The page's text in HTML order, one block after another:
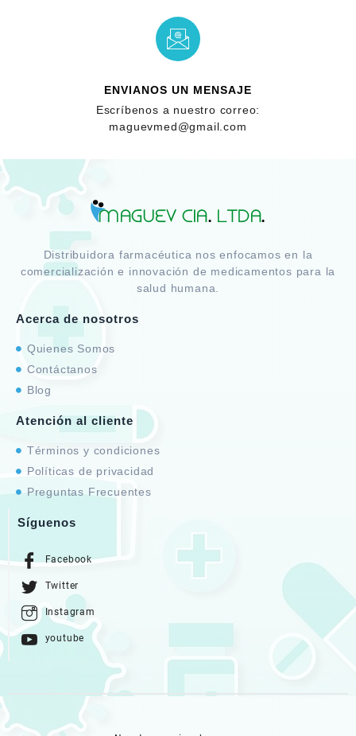
ENVIANOS UN MENSAJE
Escríbenos a nuestro correo:
maguevmed@gmail.com
Distribuidora farmacéutica nos enfocamos en la
comercialización e innovación de medicamentos para la
salud humana.
Acerca de nosotros
Quienes Somos
Contáctanos
Blog
Atención al cliente
Términos y condiciones
Políticas de privacidad
Preguntas Frecuentes
Síguenos
Facebook
Twitter
Instagram
youtube